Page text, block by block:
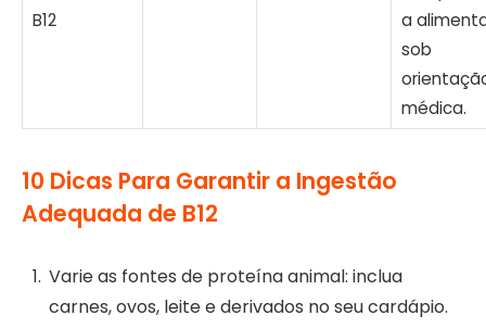
B12
a
sob
médica.
10 Dicas Para Garantir a Ingestão
Adequada de B12
Varie as fontes de proteína animal: inclua
carnes, ovos, leite e derivados no seu cardápio.